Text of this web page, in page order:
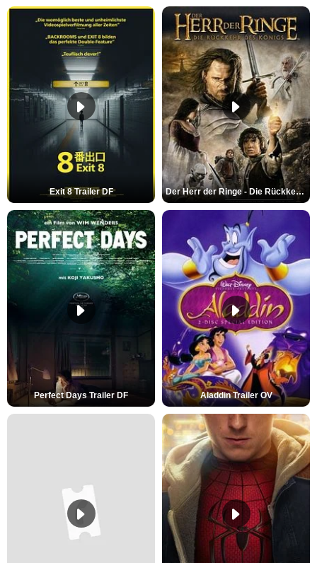
Exit 8 Trailer DF Der Herr der Ringe - Die Rückkehr des Königs Trailer OV
Perfect Days Trailer DF Aladdin Trailer OV